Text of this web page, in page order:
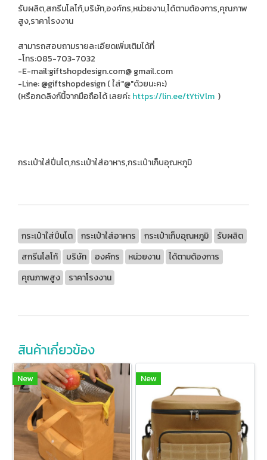
รับผลิต,สกรีนโลโก้,บริษัท,องค์กร,หน่วยงาน,ได้ตามต้องการ,คุณภาพ
สูง,ราคาโรงงาน
สามารถสอบถามรายละเอียดเพิ่มเติมได้ที่
-โทร:085-703-7032
-E-mail:giftshopdesign.com@ gmail.com
-Line: @giftshopdesign ( ใส่"@"ด้วยนะคะ)
(หรือกดลิงก์นี้จากมือถือได้ เลยค่ะhttps://lin.ee/tYtiVlm )
กระเป๋าใส่ปิ่นโต,กระเป๋าใส่อาหาร,กระเป๋าเก็บอุณหภูมิ
กระเป๋าใส่ปิ่นโต กระเป๋าใส่อาหาร กระเป๋าเก็บอุณหภูมิ
รับผลิต
สกรีนโลโก้
บริษัท องค์กร หน่วยงาน
ได้ตามต้องการ
คุณภาพสูง
ราคาโรงงาน
สินค้าเกี่ยวข้อง
New New